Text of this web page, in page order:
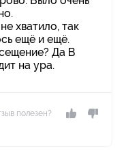
хватило, так
ещё и ещё.
Да В
на ура.
полезен?